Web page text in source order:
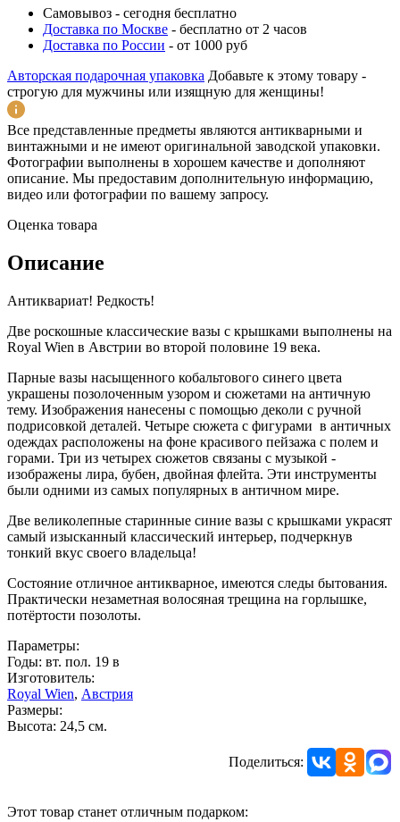
Самовывоз - сегодня бесплатно
Доставка по Москве - бесплатно от 2 часов
Доставка по России - от 1000 руб
Авторская подарочная упаковка Добавьте к этому товару -
строгую для мужчины или изящную для женщины!
Все представленные предметы являются антикварными и
винтажными и не имеют оригинальной заводской упаковки.
Фотографии выполнены в хорошем качестве и дополняют
описание. Мы предоставим дополнительную информацию,
видео или фотографии по вашему запросу.
Оценка товара
Описание
Антиквариат! Редкость!
Две роскошные классические вазы с крышками выполнены на
Royal Wien в Австрии во второй половине 19 века.
Парные вазы насыщенного кобальтового синего цвета
украшены позолоченным узором и сюжетами на античную
тему. Изображения нанесены с помощью деколи с ручной
подрисовкой деталей. Четыре сюжета с фигурами в античных
одеждах расположены на фоне красивого пейзажа с полем и
горами. Три из четырех сюжетов связаны с музыкой -
изображены лира, бубен, двойная флейта. Эти инструменты
были одними из самых популярных в античном мире.
Две великолепные старинные синие вазы с крышками украсят
самый изысканный классический интерьер, подчеркнув
тонкий вкус своего владельца!
Состояние отличное антикварное, имеются следы бытования.
Практически незаметная волосяная трещина на горлышке,
потёртости позолоты.
Параметры:
Годы: вт. пол. 19 в
Изготовитель:
Royal Wien, Австрия
Размеры:
Высота: 24,5 см.
Поделиться:
Этот товар станет отличным подарком: